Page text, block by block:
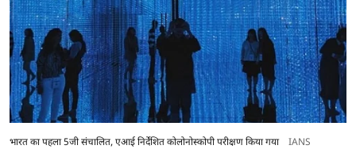
भारत का पहला 5जी संचालित, एआई निर्देशित कोलोनोस्कोपी परीक्षण किया गया IANS